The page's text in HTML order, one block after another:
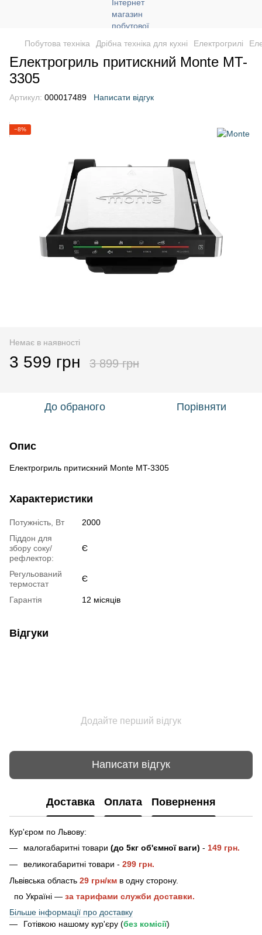
Побутова техніка Дрібна техніка для кухні Електрогрилі
Електрогриль притискний Monte MT-
3305
Артикул: 000017489 Написати відгук
−8%
Немає в наявності
3 599 грн 3 899 грн
До обраного Порівняти
Опис
Електрогриль притискний Monte MT-3305
Характеристики
Потужність, Вт
2000
Піддон для
збору соку/
рефлектор:
Є
Регульований
термостат
Є
Гарантія 12 місяців
Відгуки
Додайте перший відгук
Написати відгук
Доставка Оплата Повернення
Кур'єром по Львову:
малогабаритні товари (до 5кг об'ємної ваги) - 149 грн.
великогабаритні товари - 299 грн.
Львівська область 29 грн/км в одну сторону.
по Україні — за тарифами служби доставки.
Більше інформації про доставку
Готівкою нашому кур'єру (без комісії)